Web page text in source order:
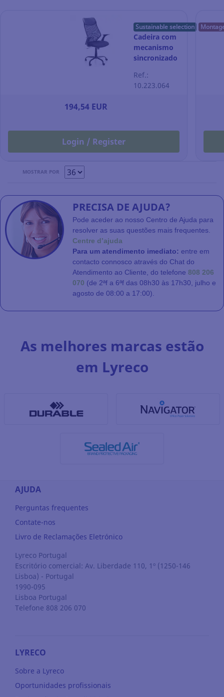
Sustainable selection
Cadeira com
mecanismo
sincronizado
6492 - preto
Ref.:
10.223.064
194,54 EUR
Login / Register
MOSTRAR POR
PRECISA DE AJUDA?
Pode aceder ao nosso Centro de Ajuda para
resolver as suas questões mais frequentes.
Centre d’ajuda
Para um atendimento imediato: entre em
contacto connosco através do Chat do
Atendimento ao Cliente, do telefone 808 206
070 (de 2ªf a 6ªf das 08h30 às 17h30, julho e
agosto de 08:00 a 17:00).
As melhores marcas estão
em Lyreco
AJUDA
Perguntas frequentes
Contate-nos
Livro de Reclamações Eletrónico
Lyreco Portugal
Escritório comercial: Av. Liberdade 110, 1º (1250-146
Lisboa) - Portugal
1990-095
Lisboa Portugal
Telefone 808 206 070
LYRECO
Sobre a Lyreco
Oportunidades profissionais